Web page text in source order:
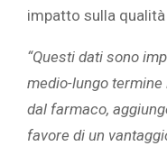
impatto sulla
“Questi dati sono
medio-lungo
dal farmaco,
favore di un